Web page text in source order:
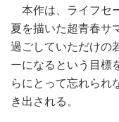
本作は、ライフセ
夏を描いた超青春サ
過ごしていただけの
ーになるという目標
らにとって忘れられ
き出される。